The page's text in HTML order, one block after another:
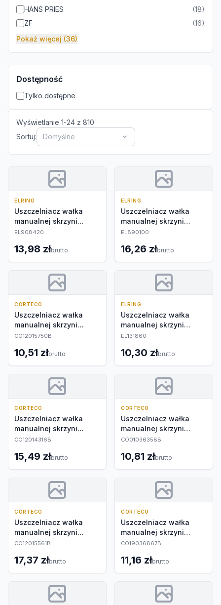
HANS PRIES
(18)
ZF
(16)
Pokaż więcej (36)
Dostępność
Tylko dostępne
Wyświetlanie 1-24 z 810
Sortuj:
Domyślne
ELRING
Uszczelniacz wałka
manualnej skrzyni
biegów
EL908420
13,98 złbrutto
ELRING
Uszczelniacz wałka
manualnej skrzyni
biegów
EL890100
16,26 złbrutto
CORTECO
Uszczelniacz wałka
manualnej skrzyni
biegów
CO12015750B
10,51 złbrutto
ELRING
Uszczelniacz wałka
manualnej skrzyni
biegów
EL131860
10,30 złbrutto
CORTECO
Uszczelniacz wałka
manualnej skrzyni
biegów
CO12014316B
15,49 złbrutto
CORTECO
Uszczelniacz wałka
manualnej skrzyni
biegów
CO01036358B
10,81 złbrutto
CORTECO
Uszczelniacz wałka
manualnej skrzyni
biegów
CO12015561B
17,37 złbrutto
CORTECO
Uszczelniacz wałka
manualnej skrzyni
biegów
CO19036867B
11,16 złbrutto